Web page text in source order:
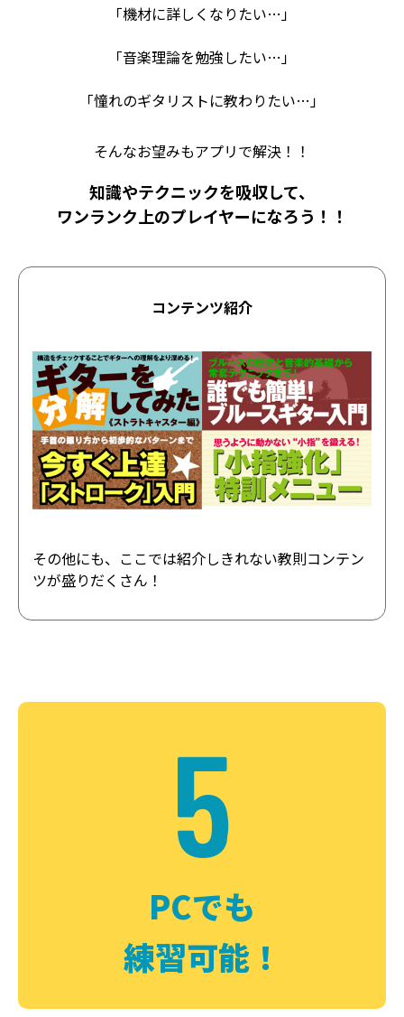
「機材に詳しくなりたい…」
「音楽理論を勉強したい…」
「憧れのギタリストに教わりたい…」
そんなお望みもアプリで解決！！
知識やテクニックを吸収して、
ワンランク上のプレイヤーになろう！！
コンテンツ紹介
その他にも、ここでは紹介しきれない教則コンテン
ツが盛りだくさん！
5
PCでも
練習可能！